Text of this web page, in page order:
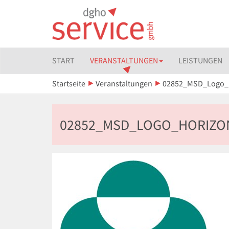
START VERANSTALTUNGEN LEISTUNGEN
Startseite Veranstaltungen